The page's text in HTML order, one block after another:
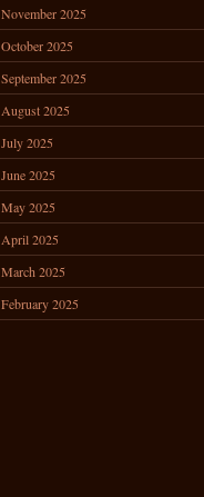
November 2025
October 2025
September 2025
August 2025
July 2025
June 2025
May 2025
April 2025
March 2025
February 2025